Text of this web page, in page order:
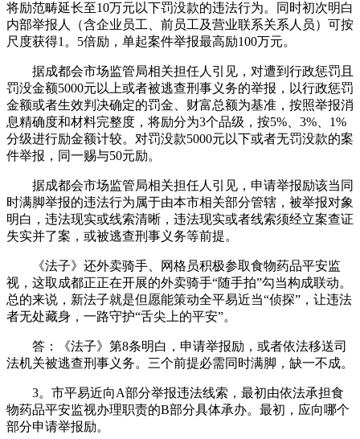
将励范畴延长至10万元以下罚没款的违法行为。同时初次明白
内部举报人（含企业员工、前员工及营业联系关系人员）可按
尺度获得1。5倍励，单起案件举报最高励100万元。
据成都会市场监管局相关担任人引见，对遭到行政惩罚且
罚没金额5000元以上或者被逃查刑事义务的举报，以行政惩罚
金额或者生效判决确定的罚金、财富总额为基准，按照举报消
息精确度和材料完整度，将励分为3个品级，按5%、3%、1%
分级进行励金额计较。对罚没款5000元以下或者无罚没款的案
件举报，同一赐与50元励。
据成都会市场监管局相关担任人引见，申请举报励该当同
时满脚举报的违法行为属于由本市相关部分管辖，被举报对象
明白，违法现实或线索清晰，违法现实或者线索须经立案查证
失实并了案，或被逃查刑事义务等前提。
《法子》还外卖骑手、网格员积极参取食物药品平安监
视，这取成都正正在开展的外卖骑手“随手拍”勾当构成联动。
总的来说，新法子就是但愿能策动全平易近当“侦探”，让违法
者无处藏身，一路守护“舌尖上的平安”。
答：《法子》第8条明白，申请举报励，或者依法移送司
法机关被逃查刑事义务。三个前提必需同时满脚，缺一不成。
3。市平易近向A部分举报违法线索，最初由依法承担食
物药品平安监视办理职责的B部分具体承办。最初，应向哪个
部分申请举报励。